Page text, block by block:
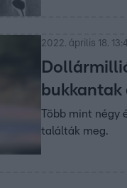
2022. április 18.
bukkantak
Több mint
találták meg.